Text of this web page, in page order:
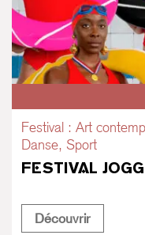
Festival : Art
Danse, Sport
FESTIVAL
DécouvrirFestival